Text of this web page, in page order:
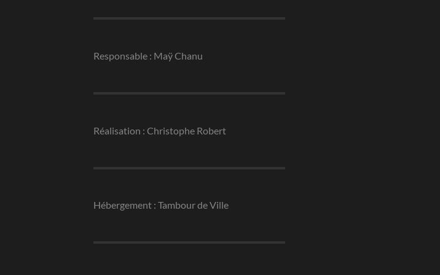
Responsable : Maÿ Chanu
Réalisation : Christophe Robert
Hébergement : Tambour de Ville